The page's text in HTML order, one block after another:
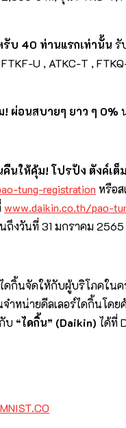
รับ 40 ท่านแรกเท่านั้น รั
U , ATKC-T ,
! ผ่อนสบายๆ ยาว ๆ 0%
คืนให้คุ้ม! โปรปัง ตังค์เต็
tung-registration หรือ
www.daikin.co.th/pao-
งวันที่ 31 มกราคม 2565
กิ้นจัดให้กับผู้บริโภคใน
ำหน่ายดีลเลอร์ไดกิ้นโดย
บ “ไดกิ้น” (Daikin) ได้ที่